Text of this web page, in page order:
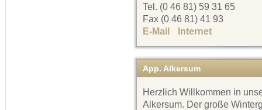
Tel. (0 46 81) 59 31 65
Fax (0 46 81) 41 93
E-Mail
Internet
App. Alkersum
Herzlich Willkommen in
Alkersum. Der große